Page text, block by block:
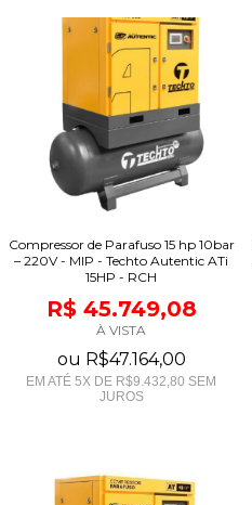
Compressor de Parafuso 15 hp 10bar
– 220V - MIP - Techto Autentic ATi
15HP - RCH
R$ 45.749,08
À VISTA
ou R$47.164,00
EM ATÉ 5X DE R$9.432,80 SEM
JUROS